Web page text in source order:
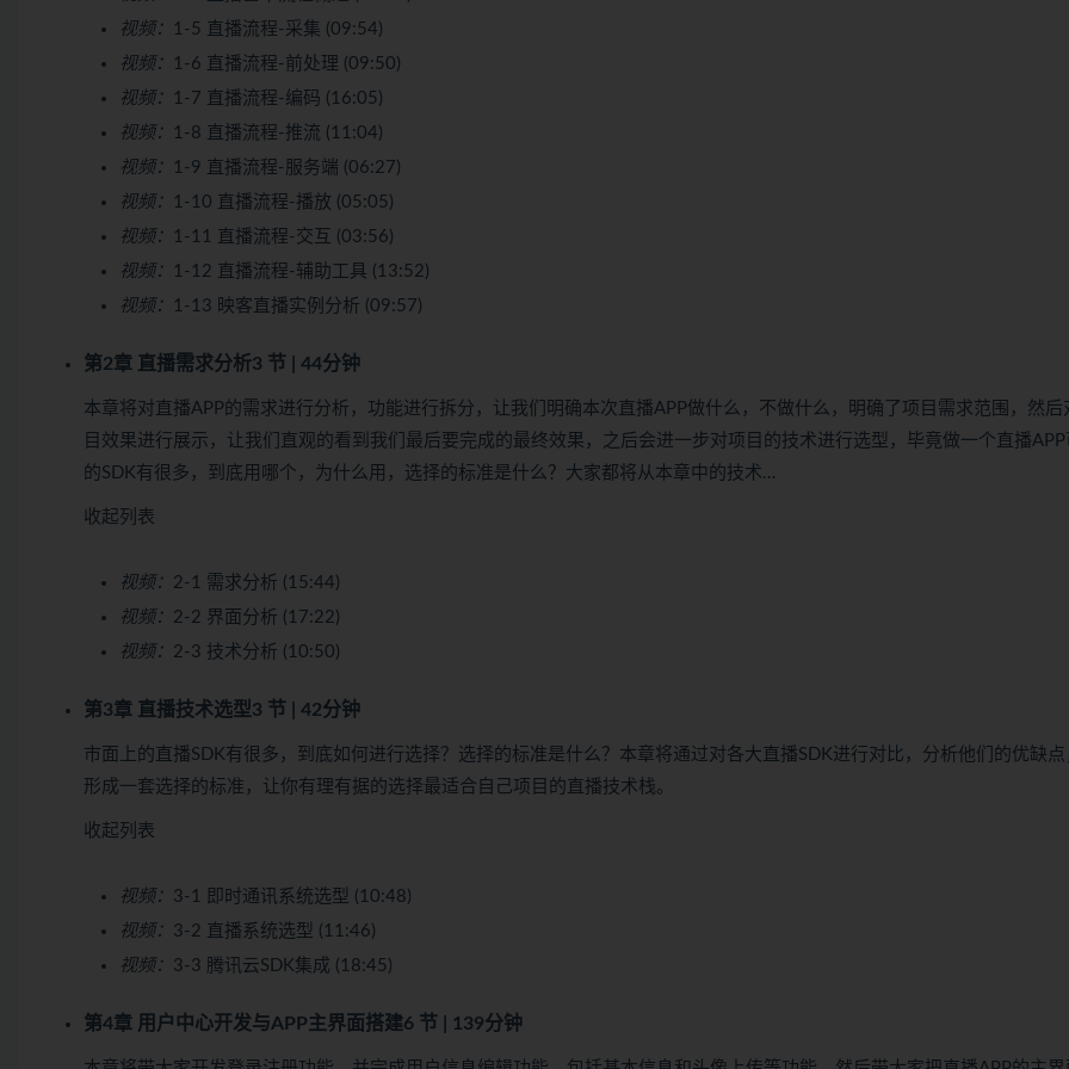
视频：
1-5 直播流程-采集 (09:54)
视频：
1-6 直播流程-前处理 (09:50)
视频：
1-7 直播流程-编码 (16:05)
视频：
1-8 直播流程-推流 (11:04)
视频：
1-9 直播流程-服务端 (06:27)
视频：
1-10 直播流程-播放 (05:05)
视频：
1-11 直播流程-交互 (03:56)
视频：
1-12 直播流程-辅助工具 (13:52)
视频：
1-13 映客直播实例分析 (09:57)
第2章 直播需求分析3 节 | 44分钟
本章将对直播APP的需求进行分析，功能进行拆分，让我们明确本次直播APP做什么，不做什么，明确了项目需求范围，然后
目效果进行展示，让我们直观的看到我们最后要完成的最终效果，之后会进一步对项目的技术进行选型，毕竟做一个直播APP
的SDK有很多，到底用哪个，为什么用，选择的标准是什么？大家都将从本章中的技术…
收起列表
视频： 2-1 需求分析 (15:44)
视频： 2-2 界面分析 (17:22)
视频： 2-3 技术分析 (10:50)
第3章 直播技术选型3 节 | 42分钟
市面上的直播SDK有很多，到底如何进行选择？选择的标准是什么？本章将通过对各大直播SDK进行对比，分析他们的优缺点
形成一套选择的标准，让你有理有据的选择最适合自己项目的直播技术栈。
收起列表
视频： 3-1 即时通讯系统选型 (10:48)
视频： 3-2 直播系统选型 (11:46)
视频： 3-3 腾讯云SDK集成 (18:45)
第4章 用户中心开发与APP主界面搭建6 节 | 139分钟